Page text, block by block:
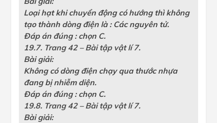
Loại hạt khi chuyển động có hướng thì không
tạo thành dòng điện là : Các nguyên tử.
Đáp án đúng : chọn C.
19.7. Trang 42 – Bài tập vật lí 7.
Bài giải:
Không có dòng điện chạy qua thước nhựa
đang bị nhiễm diện.
Đáp án đúng : chọn C.
19.8. Trang 42 – Bài tập vật lí 7.
Bài giải: